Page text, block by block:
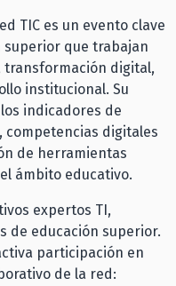
TIC es un evento clave
superior que trabajan
transformación digital,
institucional. Su
indicadores de
digitales
de herramientas
ámbito educativo.
expertos TI,
de educación superior.
participación en
de la red: